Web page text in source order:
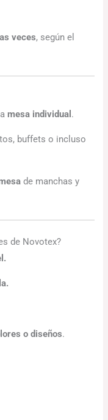
veces, según el
mesa individual .
buffets o incluso
de manchas y
de Novotex?
o diseños.